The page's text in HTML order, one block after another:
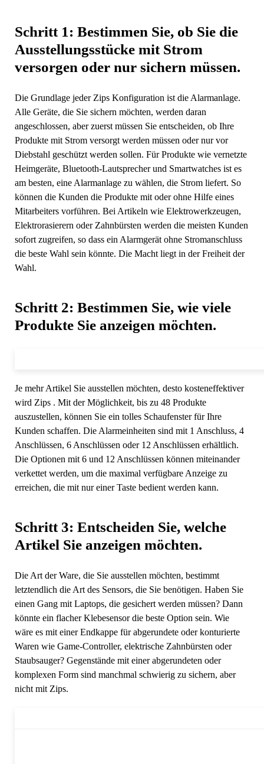
Schritt 1: Bestimmen Sie, ob Sie die
Ausstellungsstücke mit Strom
versorgen oder nur sichern müssen.
Die Grundlage jeder Zips Konfiguration ist die Alarmanlage.
Alle Geräte, die Sie sichern möchten, werden daran
angeschlossen, aber zuerst müssen Sie entscheiden, ob Ihre
Produkte mit Strom versorgt werden müssen oder nur vor
Diebstahl geschützt werden sollen. Für Produkte wie vernetzte
Heimgeräte, Bluetooth-Lautsprecher und Smartwatches ist es
am besten, eine Alarmanlage zu wählen, die Strom liefert. So
können die Kunden die Produkte mit oder ohne Hilfe eines
Mitarbeiters vorführen. Bei Artikeln wie Elektrowerkzeugen,
Elektrorasierern oder Zahnbürsten werden die meisten Kunden
sofort zugreifen, so dass ein Alarmgerät ohne Stromanschluss
die beste Wahl sein könnte. Die Macht liegt in der Freiheit der
Wahl.
Schritt 2: Bestimmen Sie, wie viele
Produkte Sie anzeigen möchten.
Je mehr Artikel Sie ausstellen möchten, desto kosteneffektiver
wird Zips . Mit der Möglichkeit, bis zu 48 Produkte
auszustellen, können Sie ein tolles Schaufenster für Ihre
Kunden schaffen. Die Alarmeinheiten sind mit 1 Anschluss, 4
Anschlüssen, 6 Anschlüssen oder 12 Anschlüssen erhältlich.
Die Optionen mit 6 und 12 Anschlüssen können miteinander
verkettet werden, um die maximal verfügbare Anzeige zu
erreichen, die mit nur einer Taste bedient werden kann.
Schritt 3: Entscheiden Sie, welche
Artikel Sie anzeigen möchten.
Die Art der Ware, die Sie ausstellen möchten, bestimmt
letztendlich die Art des Sensors, die Sie benötigen. Haben Sie
einen Gang mit Laptops, die gesichert werden müssen? Dann
könnte ein flacher Klebesensor die beste Option sein. Wie
wäre es mit einer Endkappe für abgerundete oder konturierte
Waren wie Game-Controller, elektrische Zahnbürsten oder
Staubsauger? Gegenstände mit einer abgerundeten oder
komplexen Form sind manchmal schwierig zu sichern, aber
nicht mit Zips.